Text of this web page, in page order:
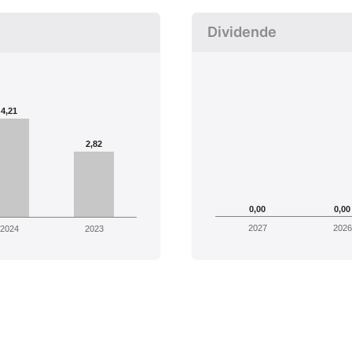
4,21
2,82
2024 2023
Dividende
0,00
0,00
2027
2026